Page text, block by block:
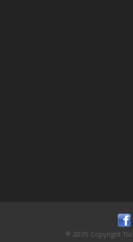
© 2025 Copyright